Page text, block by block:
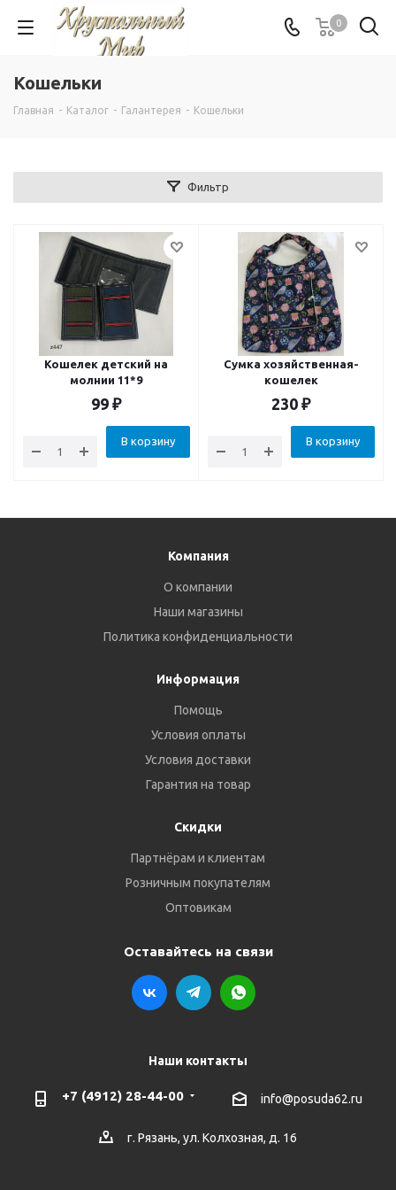
0
Кошельки
Главная - Каталог - Галантерея - Кошельки
Фильтр
Кошелек детский на
молнии 11*9
99 ₽
В корзину
Сумка хозяйственная-
кошелек
230 ₽
В корзину
Компания
О компании
Наши магазины
Политика конфиденциальности
Информация
Помощь
Условия оплаты
Условия доставки
Гарантия на товар
Скидки
Партнёрам и клиентам
Розничным покупателям
Оптовикам
Оставайтесь на связи
Наши контакты
+7 (4912) 28-44-00 info@posuda62.ru
г. Рязань, ул. Колхозная, д. 16